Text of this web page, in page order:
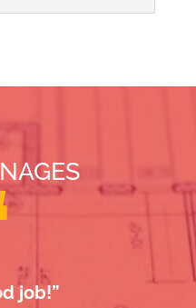
job!”